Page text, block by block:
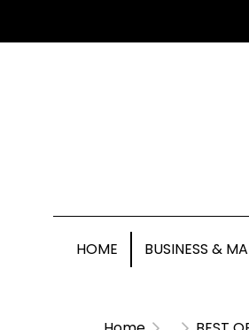
HOME BUSINESS &